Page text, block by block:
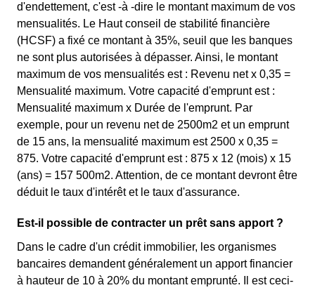
d'endettement, c'est -à -dire le montant maximum de vos
mensualités. Le Haut conseil de stabilité financière
(HCSF) a fixé ce montant à 35%, seuil que les banques
ne sont plus autorisées à dépasser. Ainsi, le montant
maximum de vos mensualités est : Revenu net x 0,35 =
Mensualité maximum. Votre capacité d'emprunt est :
Mensualité maximum x Durée de l'emprunt. Par
exemple, pour un revenu net de 2500m2 et un emprunt
de 15 ans, la mensualité maximum est 2500 x 0,35 =
875. Votre capacité d'emprunt est : 875 x 12 (mois) x 15
(ans) = 157 500m2. Attention, de ce montant devront être
déduit le taux d'intérêt et le taux d'assurance.
Est-il possible de contracter un prêt sans apport ?
Dans le cadre d'un crédit immobilier, les organismes
bancaires demandent généralement un apport financier
à hauteur de 10 à 20% du montant emprunté. Il est ceci-